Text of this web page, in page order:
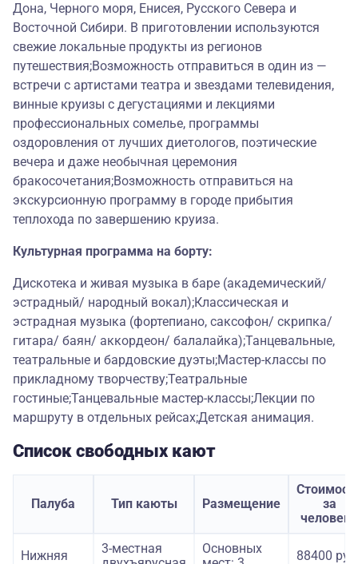
Дона, Черного моря, Енисея, Русского Севера и
Восточной Сибири. В приготовлении используются
свежие локальные продукты из регионов
путешествия;Возможность отправиться в один из —
встречи с артистами театра и звездами телевидения,
винные круизы с дегустациями и лекциями
профессиональных сомелье, программы
оздоровления от лучших диетологов, поэтические
вечера и даже необычная церемония
бракосочетания;Возможность отправиться на
экскурсионную программу в городе прибытия
теплохода по завершению круиза.
Культурная программа на борту:
Дискотека и живая музыка в баре (академический/
эстрадный/ народный вокал);Классическая и
эстрадная музыка (фортепиано, саксофон/ скрипка/
гитара/ баян/ аккордеон/ балалайка);Танцевальные,
театральные и бардовские дуэты;Мастер-классы по
прикладному творчеству;Театральные
гостиные;Танцевальные мастер-классы;Лекции по
маршруту в отдельных рейсах;Детская анимация.
Список свободных кают
Палуба Тип каюты Размещение
за
человека
Нижняя
3-местная
Основных
88400